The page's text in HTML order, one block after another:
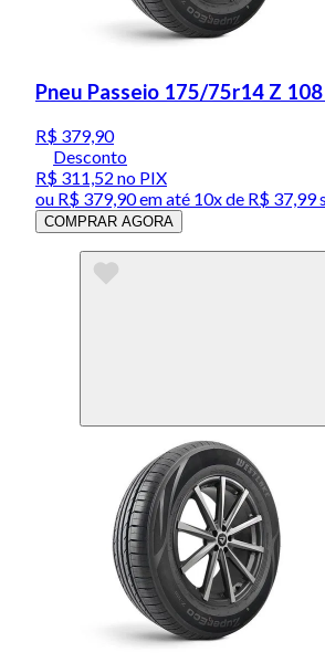
Pneu Passeio 175/75r14 Z
R$ 379,90
Desconto
R$ 311,52 no PIX
ou R$ 379,90em até 10x de R$ 37,99
COMPRAR AGORA